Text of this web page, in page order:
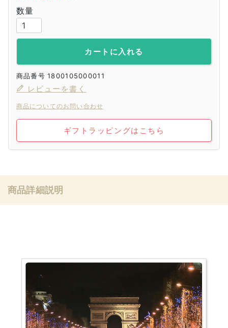
カートに入れる
商品番号 1800105000011
レビューを書く
商品についてのお問い合わせ
ギフトラッピングはこちら
商品詳細説明